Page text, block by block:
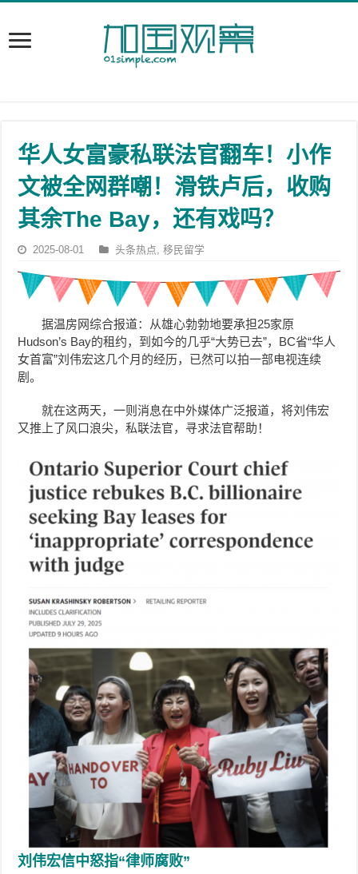
华人女富豪私联法官翻车！小作
文被全网群嘲！滑铁卢后，收购
其余The Bay，还有戏吗？
2025-08-01 头条热点,移民留学
据温房网综合报道：从雄心勃勃地要承担25家原
Hudson’s Bay的租约，到如今的几乎“大势已去”，BC省“华人
女首富”刘伟宏这几个月的经历，已然可以拍一部电视连续
剧。
就在这两天，一则消息在中外媒体广泛报道，将刘伟宏
又推上了风口浪尖，私联法官，寻求法官帮助！
刘伟宏信中怒指“律师腐败”